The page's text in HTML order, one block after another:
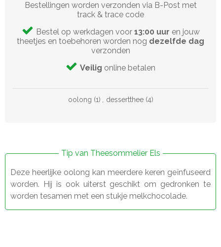
Bestellingen worden verzonden via B-Post met
track & trace code
Bestel op werkdagen voor 13:00 uur en jouw
theetjes en toebehoren worden nog dezelfde dag
verzonden
Veilig online betalen
oolong (1) , dessertthee (4)
Tip van Theesommelier Els
Deze heerlijke oolong kan meerdere keren geïnfuseerd
worden. Hij is ook uiterst geschikt om gedronken te
worden tesamen met een stukje melkchocolade.